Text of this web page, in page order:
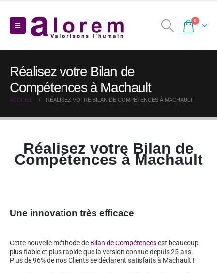
0
Réalisez votre Bilan de
Compétences à Machault
ACCUEIL RÉALISEZ VOTRE BILAN DE COMPÉTENCES À MACHAULT
Réalisez votre Bilan de
Compétences à Machault
Une innovation très efficace
Cette nouvelle méthode de Bilan de Compétencesest beaucoup
plus fiable et plus rapide que la version connue depuis 25 ans.
Plus de 96% de nos Clients se déclarent satisfaits à Machault !